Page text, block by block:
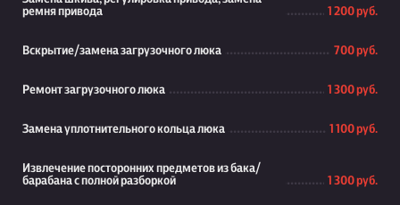
ремня привода
1 200 руб.
Вскрытие/замена загрузочного люка 700 руб.
Ремонт загрузочного люка 1 300 руб.
Замена уплотнительного кольца люка 1 100 руб.
Извлечение посторонних предметов из бака/
барабана с полной разборкой
1 300 руб.